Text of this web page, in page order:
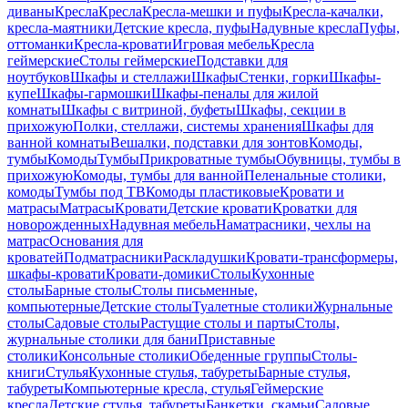
диваныКреслаКреслаКресла-мешки и пуфыКресла-качалки,
кресла-маятникиДетские кресла, пуфыНадувные креслаПуфы,
оттоманкиКресла-кроватиИгровая мебельКресла
геймерскиеСтолы геймерскиеПодставки для
ноутбуковШкафы и стеллажиШкафыСтенки, горкиШкафы-
купеШкафы-гармошкиШкафы-пеналы для жилой
комнатыШкафы с витриной, буфетыШкафы, секции в
прихожуюПолки, стеллажи, системы храненияШкафы для
ванной комнатыВешалки, подставки для зонтовКомоды,
тумбыКомодыТумбыПрикроватные тумбыОбувницы, тумбы в
прихожуюКомоды, тумбы для ваннойПеленальные столики,
комодыТумбы под ТВКомоды пластиковыеКровати и
матрасыМатрасыКроватиДетские кроватиКроватки для
новорожденныхНадувная мебельНаматрасники, чехлы на
матрасОснования для
кроватейПодматрасникиРаскладушкиКровати-трансформеры,
шкафы-кроватиКровати-домикиСтолыКухонные
столыБарные столыСтолы письменные,
компьютерныеДетские столыТуалетные столикиЖурнальные
столыСадовые столыРастущие столы и партыСтолы,
журнальные столики для баниПриставные
столикиКонсольные столикиОбеденные группыСтолы-
книгиСтульяКухонные стулья, табуретыБарные стулья,
табуретыКомпьютерные кресла, стульяГеймерские
креслаДетские стулья, табуретыБанкетки, скамьиСадовые